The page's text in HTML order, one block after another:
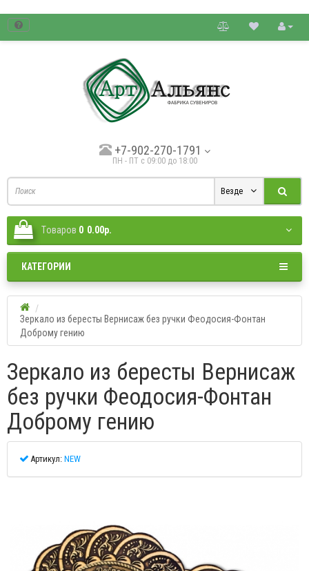
+7-902-270-1791
ПН - ПТ с 09:00 до 18:00
Везде
Tоваров 0 0.00р.
КАТЕГОРИИ
Зеркало из бересты Вернисаж без ручки Феодосия-Фонтан
Доброму гению
Зеркало из бересты Вернисаж
без ручки Феодосия-Фонтан
Доброму гению
Артикул: NEW